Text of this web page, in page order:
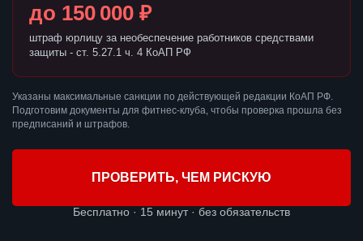
до 150 000 ₽
штраф юрлицу за необеспечение работников средствами
защиты - ст. 5.27.1 ч. 4 КоАП РФ
Указаны максимальные санкции по действующей редакции КоАП РФ.
Подготовим документы для фитнес-клуба, чтобы проверка прошла без
предписаний и штрафов.
ПРОВЕРИТЬ, ЧЕМ РИСКУЮ
Бесплатно · 15 минут · без обязательств